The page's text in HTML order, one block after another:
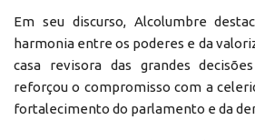
Em seu discurso, Alcolumbre
harmonia entre os poderes e da
casa revisora das grandes
reforçou o compromisso com a
fortalecimento do parlamento e da